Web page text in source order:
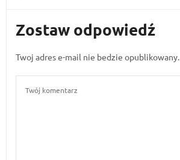
Zostaw odpowiedź
Twoj adres e-mail nie bedzie opublikowany.